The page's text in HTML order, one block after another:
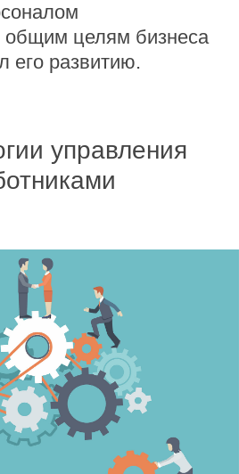
общим целям бизнеса
его развитию.
управления